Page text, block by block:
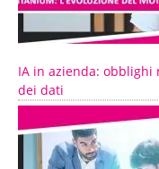
IA in azienda: obblighi
dei dati